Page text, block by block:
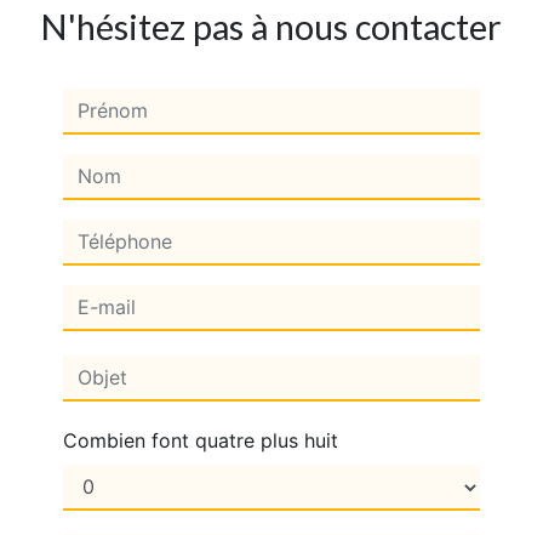
N'hésitez pas à nous contacter
Combien font quatre plus huit